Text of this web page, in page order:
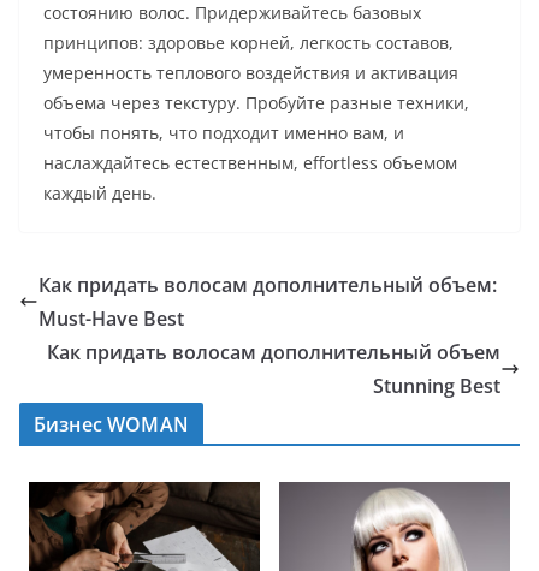
состоянию волос. Придерживайтесь базовых
принципов: здоровье корней, легкость составов,
умеренность теплового воздействия и активация
объема через текстуру. Пробуйте разные техники,
чтобы понять, что подходит именно вам, и
наслаждайтесь естественным, effortless объемом
каждый день.
Как придать волосам дополнительный объем:
Must-Have Best
Как придать волосам дополнительный объем
Stunning Best
Бизнес WOMAN